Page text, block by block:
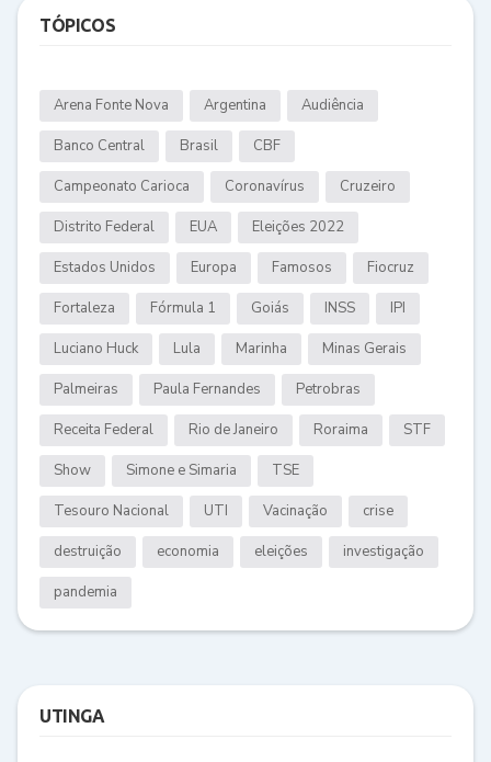
TÓPICOS
Arena Fonte Nova Argentina Audiência
Banco Central Brasil CBF
Campeonato Carioca Coronavírus Cruzeiro
Distrito Federal EUA Eleições 2022
Estados Unidos Europa Famosos Fiocruz
Fortaleza Fórmula 1 Goiás INSS IPI
Luciano Huck Lula Marinha Minas Gerais
Palmeiras Paula Fernandes Petrobras
Receita Federal Rio de Janeiro Roraima STF
Show Simone e Simaria TSE
Tesouro Nacional UTI Vacinação crise
destruição economia eleições investigação
pandemia
UTINGA